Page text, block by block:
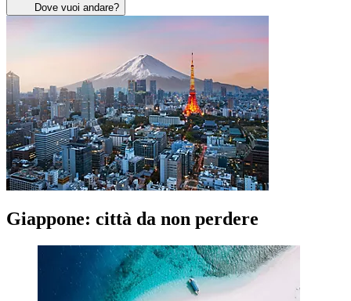
Dove vuoi andare?
Giappone: città da non perdere